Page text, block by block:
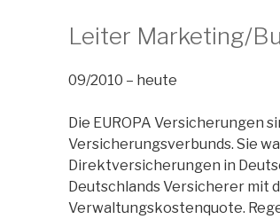
Leiter Marketing/
09/2010 – heute
Die EUROPA Versicherungen
Versicherungsverbunds. Sie
Direktversicherungen in
Deutschlands Versicherer mit
Verwaltungskostenquote.